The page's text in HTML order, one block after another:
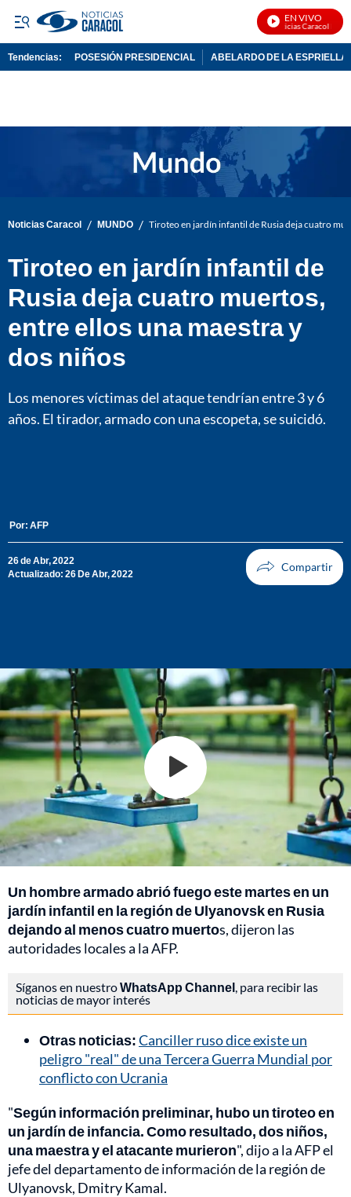
EN VIVO
Noticias Caracol En
Tendencias: POSESIÓN PRESIDENCIAL ABELARDO DE LA ESPRIELLA
Noticias Caracol / MUNDO / Tiroteo en jardín infantil de Rusia deja cuatro
Tiroteo en jardín infantil de
Rusia deja cuatro muertos,
entre ellos una maestra y
dos niños
Los menores víctimas del ataque tendrían entre 3 y 6
años. El tirador, armado con una escopeta, se suicidó.
Por: AFP
26 de Abr, 2022
Actualizado: 26 De Abr, 2022
Un hombre armado abrió fuego este martes en un
jardín infantil en la región de Ulyanovsk en Rusia
dejando al menos cuatro muertos, dijeron las
autoridades locales a la AFP.
Síganos en nuestroWhatsApp Channel , para recibir las
noticias de mayor interés
Otras noticias:Canciller ruso dice existe un
peligro "real" de una Tercera Guerra Mundial por
conflicto con Ucrania
"Según información preliminar, hubo un tiroteo en
un jardín de infancia. Como resultado, dos niños,
una maestra y el atacante murieron", dijo a la AFP el
jefe del departamento de información de la región de
Ulyanovsk, Dmitry Kamal.